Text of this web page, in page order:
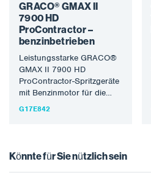
GRACO® GMAX II
7900 HD
ProContractor –
benzinbetrieben
Leistungsstarke GRACO®
GMAX II 7900 HD
ProContractor-Spritzgeräte
mit Benzinmotor für die
Verarbeitung der meisten
G17E842
Könnte für Sie nützlich sein